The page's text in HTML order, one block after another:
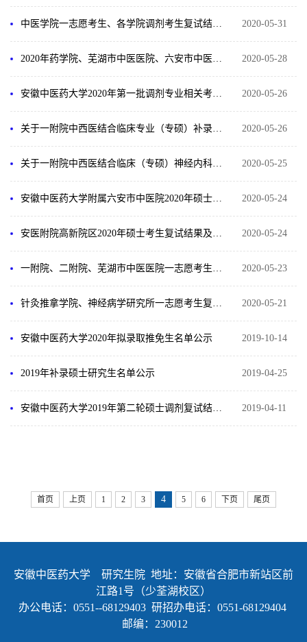
2020-05-31
2020-05-28
2020-05-26
2020-05-26
2020-05-25
2020-05-24
2020-05-24
2020-05-23
2020-05-21
2019-10-14
安徽中医药大学2020年拟录取推免生名单公示
2019-04-25
2019年补录硕士研究生名单公示
2019-04-11
首页 上页 1 2 3 4 5 6 下页 尾页
安徽中医药大学 研究生院 地址：安徽省合肥市新站区前
江路1号（少荃湖校区）
办公电话：0551--68129403 研招办电话：0551-68129404
邮编：230012